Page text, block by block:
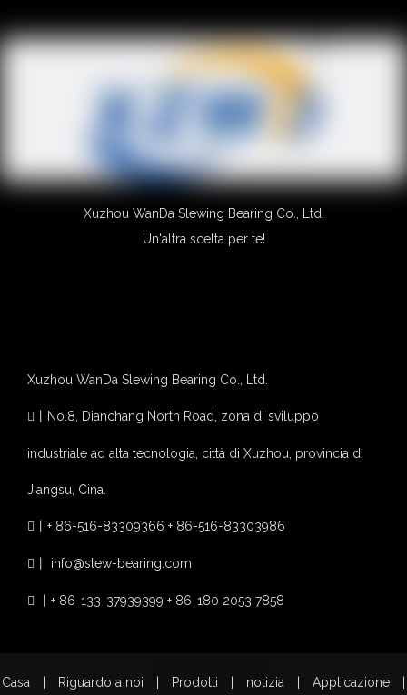
deformazione, la deviazione dei denti degli ingranaggi di solito
standard di solito utilizziamo
anello da splewing che macina i denti
lucentezza e il pignone
3. Rugosità della superficie del dente anello con slewing
5. Ridurre l'intensità dell'usura della superficie del dente anello
Xuzhou WanDa Slewing Bearing Co., Ltd.
Un'altra scelta per te!
Xuzhou WanDa Slewing Bearing Co., Ltd.
 No.8, Dianchang North Road, zona di sviluppo
industriale ad alta tecnologia, città di Xuzhou, provincia di
Jiangsu, Cina.
 + 86-516-83309366 + 86-516-83303986
 info@slew-bearing.com
 + 86-133-37939399 + 86-180 2053 7858
Casa Riguardo a noi Prodotti notizia Applicazione